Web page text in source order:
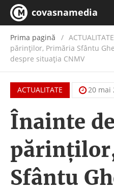
covasnamedia
Prima pagină ACTUALITATE
părinților, Primăria Sfântu
despre situația CNMV
ACTUALITATE 20 mai
Înainte
Sfântu